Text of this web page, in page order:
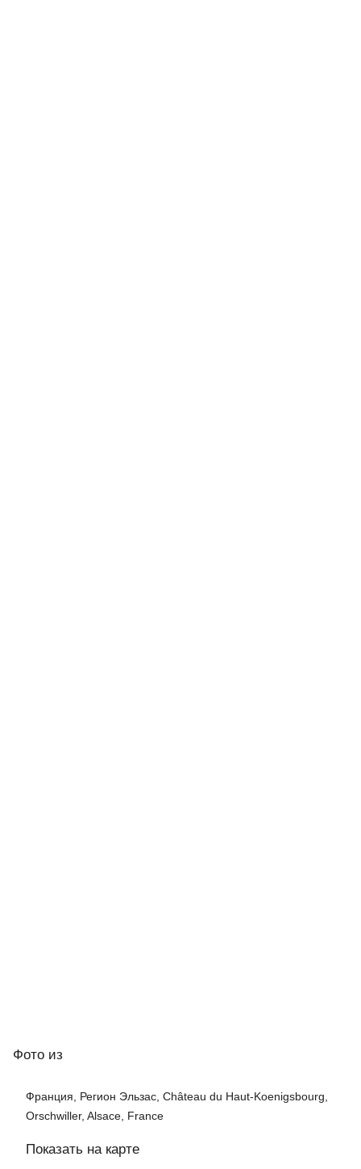
Фото из
Франция, Регион Эльзас, Château du Haut-Koenigsbourg,
Orschwiller, Alsace, France
Показать на карте